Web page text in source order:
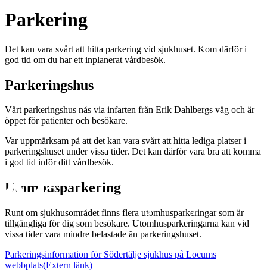
Parkering
Det kan vara svårt att hitta parkering vid sjukhuset. Kom därför i
god tid om du har ett inplanerat vårdbesök.
Parkeringshus
Vårt parkeringshus nås via infarten från Erik Dahlbergs väg och är
öppet för patienter och besökare.
Var uppmärksam på att det kan vara svårt att hitta lediga platser i
parkeringshuset under vissa tider. Det kan därför vara bra att komma
i god tid inför ditt vårdbesök.
Utomhusparkering
Runt om sjukhusområdet finns flera utomhusparkeringar som är
tillgängliga för dig som besökare. Utomhusparkeringarna kan vid
vissa tider vara mindre belastade än parkeringshuset.
Parkeringsinformation för Södertälje sjukhus på Locums
webbplats(Extern länk)